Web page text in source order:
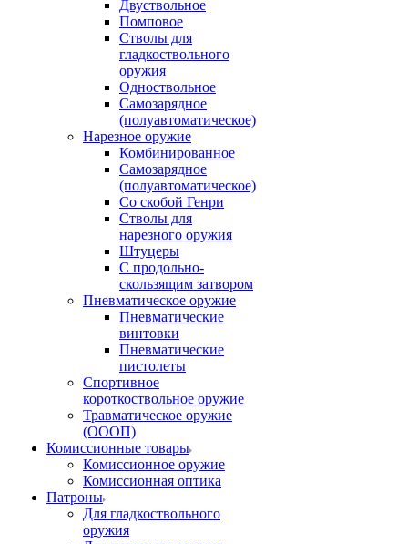
Двуствольное
Помповое
Стволы для
гладкоствольного
оружия
Одноствольное
Самозарядное
(полуавтоматическое)
Нарезное оружие
Комбинированное
Самозарядное
(полуавтоматическое)
Со скобой Генри
Стволы для
нарезного оружия
Штуцеры
С продольно-
скользящим затвором
Пневматическое оружие
Пневматические
винтовки
Пневматические
пистолеты
Спортивное
короткоствольное оружие
Травматическое оружие
(ОООП)
Комиссионные товары
Комиссионное оружие
Комиссионная оптика
Патроны
Для гладкоствольного
оружия